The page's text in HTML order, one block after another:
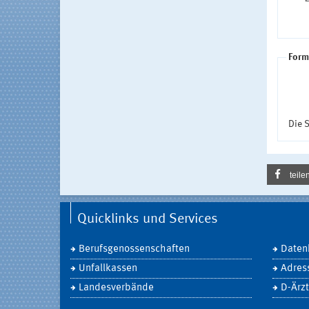
Die
Quicklinks und Services
Berufsgenossenschaften
Unfallkassen
Landesverbände
D-